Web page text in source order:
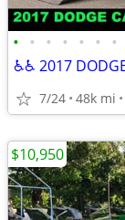
• • • • • • •
7/24 48k mi
$10,950